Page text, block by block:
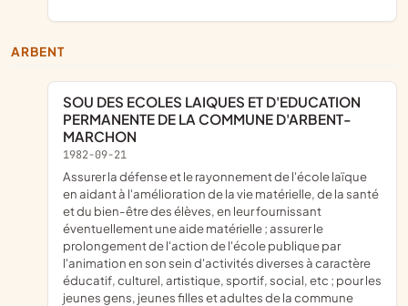
ARBENT
SOU DES ECOLES LAIQUES ET D'EDUCATION
PERMANENTE DE LA COMMUNE D'ARBENT-
MARCHON
1982-09-21
assurer la défense et le rayonnement de l'école laïque
en aidant à l'amélioration de la vie matérielle, de la santé
et du bien-être des élèves, en leur fournissant
éventuellement une aide matérielle ; assurer le
prolongement de l'action de l'école publique par
l'animation en son sein d'activités diverses à caractère
éducatif, culturel, artistique, sportif, social, etc ; pour les
jeunes gens, jeunes filles et adultes de la commune